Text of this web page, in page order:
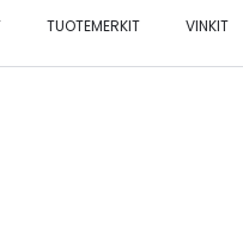
TUOTEMERKIT VINKIT